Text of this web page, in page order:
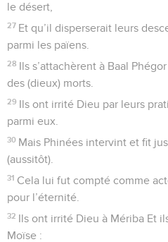
le désert,
27 Et qu’il disperserait leurs
parmi les païens.
28 Ils s’attachèrent à Baal
des (dieux) morts.
29 Ils ont irrité Dieu par leurs
parmi eux.
30 Mais Phinées intervint et fit
(aussitôt).
31 Cela lui fut compté comme
pour l’éternité.
32 Ils ont irrité Dieu à Mériba Et
Moïse :